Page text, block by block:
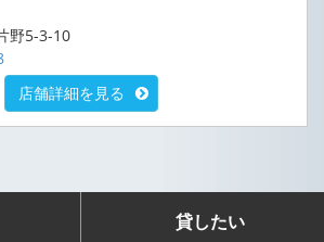
野5-3-10
店舗詳細を見る
貸したい